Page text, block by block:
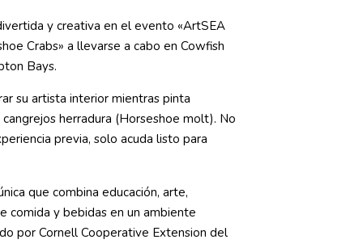
y creativa en el evento «ArtSEA
Crabs» a llevarse a cabo en Cowfish
Bays.
su artista interior mientras pinta
herradura (Horseshoe molt). No
previa, solo acuda listo para
que combina educación, arte,
comida y bebidas en un ambiente
por Cornell Cooperative Extension del